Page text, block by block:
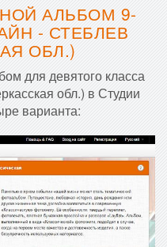
АЛЬБОМ 9-
- СТЕБЛЕВ
ОБЛ.)
для девятого класса
обл.) в Студии
варианта: